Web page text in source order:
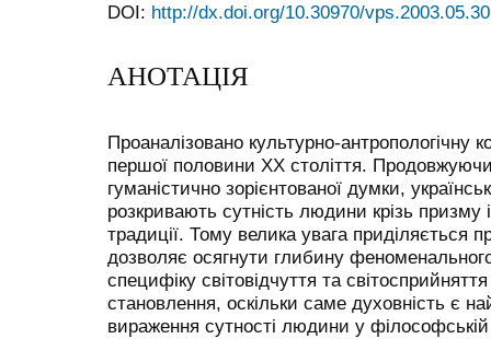
DOI: http://dx.doi.org/10.30970/vps.2003.05.30
АНОТАЦІЯ
Проаналізовано культурно-антропологічну
першої половини XX століття. Продовжуючи
гуманістично зорієнтованої думки,
розкривають сутність людини крізь призму
традиції. Тому велика увага приділяється
дозволяє осягнути глибину феноменального
специфіку світовідчуття та
становлення, оскільки саме духовність є
вираження сутності людини у філософській